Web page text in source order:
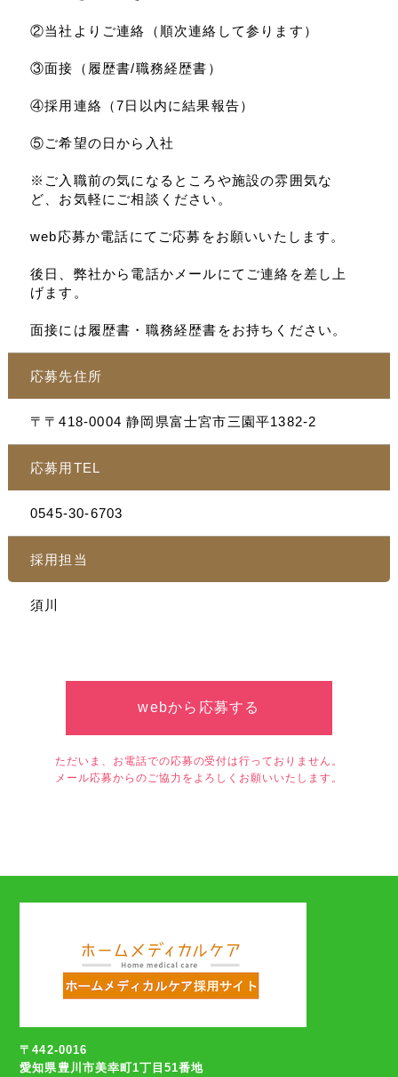
②当社よりご連絡（順次連絡して参ります）
③面接（履歴書/職務経歴書）
④採用連絡（7日以内に結果報告）
⑤ご希望の日から入社
※ご入職前の気になるところや施設の雰囲気な
ど、お気軽にご相談ください。
web応募か電話にてご応募をお願いいたします。
後日、弊社から電話かメールにてご連絡を差し上
げます。
面接には履歴書・職務経歴書をお持ちください。
応募先住所
〒〒418-0004 静岡県富士宮市三園平1382-2
応募用TEL
0545-30-6703
採用担当
須川
webから応募する
ただいま、お電話での応募の受付は行っておりません。
メール応募からのご協力をよろしくお願いいたします。
〒442-0016
愛知県豊川市美幸町1丁目51番地